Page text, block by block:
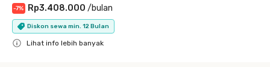
-7% Rp3.408.000 /bulan
Diskon sewa min. 12 Bulan
Lihat info lebih banyak